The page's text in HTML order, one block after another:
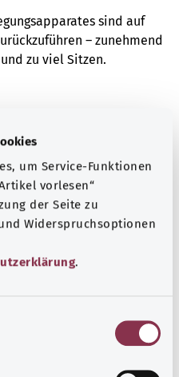
um Service-Funktionen
vorlesen“
der Seite zu
Widerspruchsoptionen
.
sind auf
– zunehmend
zu viel Sitzen.